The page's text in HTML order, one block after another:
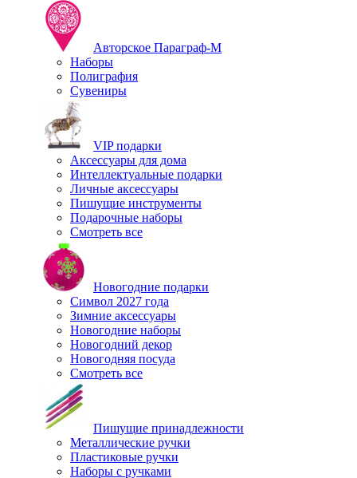
Авторское Параграф-М
Наборы
Полиграфия
Сувениры
VIP подарки
Аксессуары для дома
Интеллектуальные подарки
Личные аксессуары
Пишущие инструменты
Подарочные наборы
Смотреть все
Новогодние подарки
Символ 2027 года
Зимние аксессуары
Новогодние наборы
Новогодний декор
Новогодняя посуда
Смотреть все
Пишущие принадлежности
Металлические ручки
Пластиковые ручки
Наборы с ручками